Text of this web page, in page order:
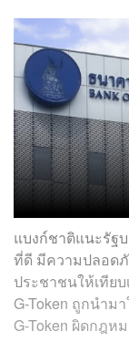
แบงก์ชาติแนะรัฐ
ที่ดี มีความปลอด
ประชาชนให้เทีย
G-Token ถูกนำม
G-Token ผิดกฎห